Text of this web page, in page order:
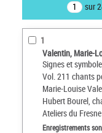
sur
1
Valentin, Marie-
Signes et
Vol. 211 chants
Marie-Louise
Hubert Bourel,
Ateliers du Fresne
Enregistrements